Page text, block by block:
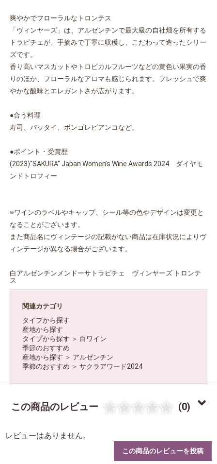
お買い物を続ける カートへ進む
爽やかでフローラルなトロンテス
「ヴィンヤーズ」は、アルゼンチンで最大級の自社畑を所有する
トラピチェが、手摘みで丁寧に収穫し、こだわって造ったシリー
ズです。
香り高いマスカットやトロピカルフルーツなどの黄色い果実の香
りのほか、フローラルなアロマも感じられます。フレッシュで爽
やかな酸味とエレガントさが広がります。
●合う料理
寿司、パッタイ、ボンゴレビアンコなど。
●ポイント・受賞歴
(2023)“SAKURA” Japan Women’s Wine Awards 2024 ダイヤモ
ンドトロフィー
※ワインのラベルやキャップ、シール等の色やデザインは変更と
なることがございます。
また商品名にヴィンテージの記載がない商品は在庫状況によりヴ
ィンテージが異なる場合がございます。
白アルゼンチンメンドーサトラピチェ ヴィンヤーズ トロンテ
ス
関連カテゴリ
タイプから探す
産地から探す
タイプから探す ＞ 白ワイン
季節のおすすめ
産地から探す ＞ アルゼンチン
季節のおすすめ ＞ サクラアワード2024
この商品のレビュー (0)
レビューはありません。
この商品のレビューを投稿